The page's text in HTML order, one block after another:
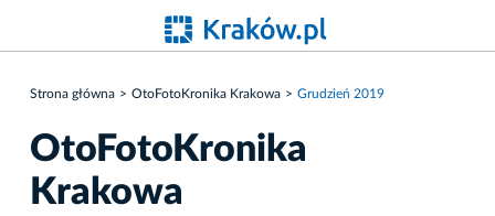
Strona główna OtoFotoKronika Krakowa Grudzień 2019
OtoFotoKronika
Krakowa